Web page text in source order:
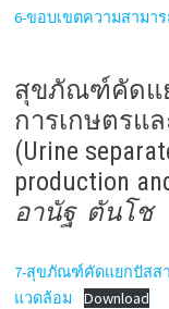
6-ขอบเขตความสามาร
สุขภัณฑ์คัดแ
การเกษตรแ
(Urine
production
อานัฐ ตันโช
7-สุขภัณฑ์คัดแยกปัสสา
แวดล้อม
Download